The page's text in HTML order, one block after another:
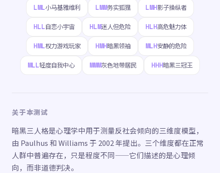
LML小马基雅维利 LMM务实狐狸 LMH影子操纵者
HLL自恋小宇宙 HLM迷人但危险 HLH高危魅力体
HML权力游戏玩家 HMH暗黑领袖 MLH安静的危险
MLL轻度自我中心 MMM灰色地带居民 HHH暗黑三冠王
关于本测试
暗黑三人格是心理学中用于测量反社会倾向的三维度模型，
由 Paulhus 和 Williams 于 2002 年提出。三个维度都在正常
人群中普遍存在，只是程度不同——它们描述的是心理倾
向，而非道德判决。